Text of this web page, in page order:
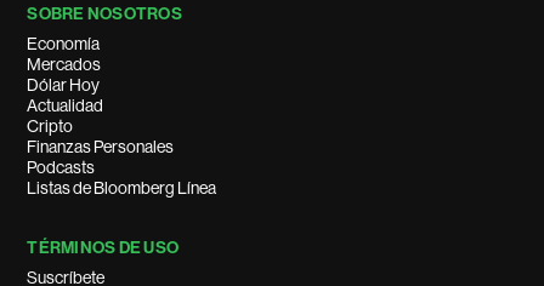
SOBRE NOSOTROS
Economía
Mercados
Dólar Hoy
Actualidad
Cripto
Finanzas Personales
Podcasts
Listas de Bloomberg Línea
TÉRMINOS DE USO
Suscríbete